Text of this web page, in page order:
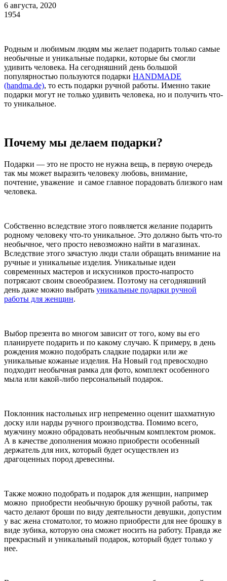
6 августа, 2020
1954
Родным и любимым людям мы желает подарить только самые
необычные и уникальные подарки, которые бы смогли
удивить человека. На сегодняшний день большой
популярностью пользуются подарки HANDMADE
(handma.de), то есть подарки ручной работы. Именно такие
подарки могут не только удивить человека, но и получить что-
то уникальное.
Почему мы делаем подарки?
Подарки — это не просто не нужна вещь, в первую очередь
так мы может выразить человеку любовь, внимание,
почтение, уважение и самое главное порадовать близкого нам
человека.
Собственно вследствие этого появляется желание подарить
родному человеку что-то уникальное. Это должно быть что-то
необычное, чего просто невозможно найти в магазинах.
Вследствие этого зачастую люди стали обращать внимание на
ручные и уникальные изделия. Уникальные идеи
современных мастеров и искусников просто-напросто
потрясают своим своеобразием. Поэтому на сегодняшний
день даже можно выбрать уникальные подарки ручной
работы для женщин.
Выбор презента во многом зависит от того, кому вы его
планируете подарить и по какому случаю. К примеру, в день
рождения можно подобрать сладкие подарки или же
уникальные кожаные изделия. На Новый год превосходно
подходит необычная рамка для фото, комплект особенного
мыла или какой-либо персональный подарок.
Поклонник настольных игр непременно оценит шахматную
доску или нарды ручного производства. Помимо всего,
мужчину можно обрадовать необычным комплектом рюмок.
А в качестве дополнения можно приобрести особенный
держатель для них, который будет осуществлен из
драгоценных пород древесины.
Также можно подобрать и подарок для женщин, например
можно приобрести необычную брошку ручной работы, так
часто делают броши по виду деятельности девушки, допустим
у вас жена стоматолог, то можно приобрести для нее брошку в
виде зубика, которую она сможет носить на работу. Правда же
прекрасный и уникальный подарок, который будет только у
нее.